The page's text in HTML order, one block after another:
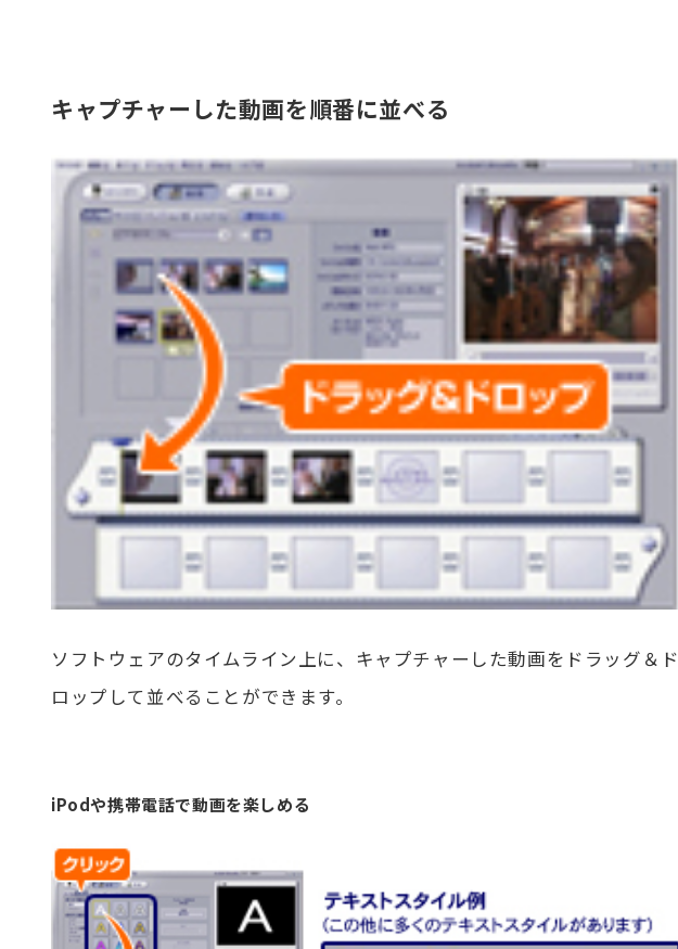
キャプチャーした動画を順番に並べる
ソフトウェアのタイムライン上に、キャプチャーした動画をドラッグ＆ド
ロップして並べることができます。
iPodや携帯電話で動画を楽しめる